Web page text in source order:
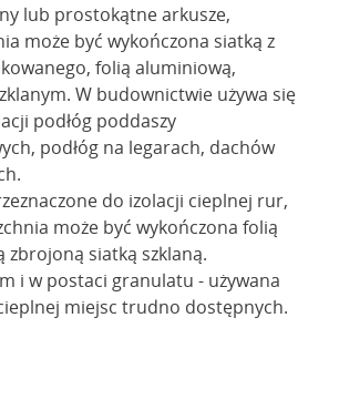
lub prostokątne arkusze,
może być wykończona siatką z
folią aluminiową,
W budownictwie używa się
podłóg poddaszy
podłóg na legarach, dachów
do izolacji cieplnej rur,
może być wykończona folią
zbrojoną siatką szklaną.
i w postaci granulatu - używana
miejsc trudno dostępnych.